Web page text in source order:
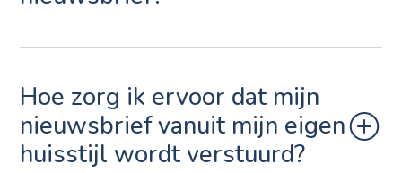
Hoe zorg ik ervoor dat mijn
nieuwsbrief vanuit mijn eigen
huisstijl wordt verstuurd?